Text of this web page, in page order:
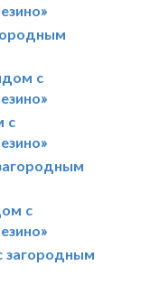
с
с
с
загородным